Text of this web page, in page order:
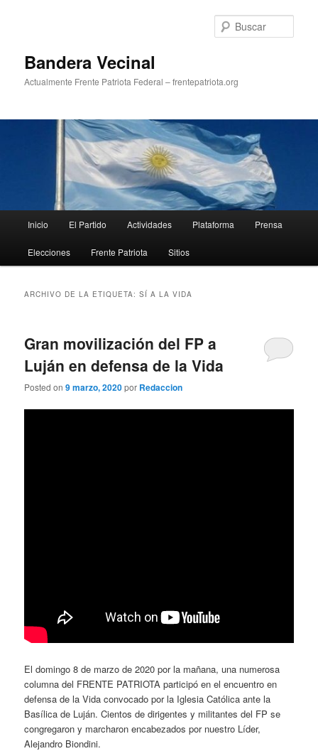
Bandera Vecinal
Actualmente Frente Patriota Federal – frentepatriota.org
principal
Inicio El Partido Actividades Plataforma Prensa
Elecciones Frente Patriota Sitios
ARCHIVO DE LA ETIQUETA:SÍ A LA VIDA
Gran movilización del FP a
Luján en defensa de la Vida
Posted on9 marzo, 2020por Redaccion
El domingo 8 de marzo de 2020 por la mañana, una numerosa
columna del FRENTE PATRIOTA participó en el encuentro en
defensa de la Vida convocado por la Iglesia Católica ante la
Basílica de Luján. Cientos de dirigentes y militantes del FP se
congregaron y marcharon encabezados por nuestro Líder,
Alejandro Biondini.